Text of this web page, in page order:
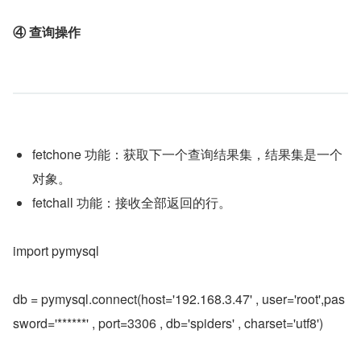
④ 查询操作
fetchone 功能：获取下一个查询结果集，结果集是一个
对象。
fetchall 功能：接收全部返回的行。
import pymysql
db = pymysql.connect(host='192.168.3.47' , user='root',pas
sword='******' , port=3306 , db='spiders' , charset='utf8')